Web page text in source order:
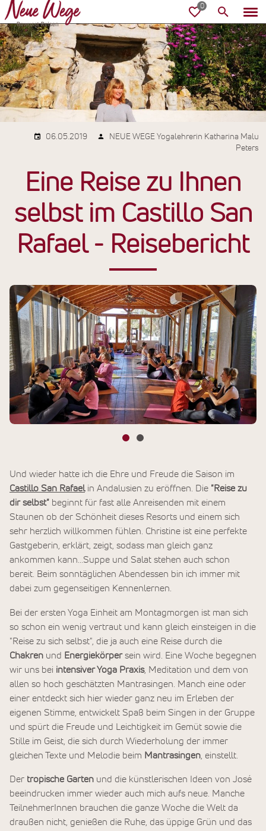
06.05.2019
NEUE WEGE Yogalehrerin Katharina Malu
Peters
Eine Reise zu Ihnen
selbst im Castillo San
Rafael - Reisebericht
Und wieder hatte ich die Ehre und Freude die Saison im
Castillo San Rafaelin Andalusien zu eröffnen. Die "Reise zu
dir selbst" beginnt für fast alle Anreisenden mit einem
Staunen ob der Schönheit dieses Resorts und einem sich
sehr herzlich willkommen fühlen. Christine ist eine perfekte
Gastgeberin, erklärt, zeigt, sodass man gleich ganz
ankommen kann...Suppe und Salat stehen auch schon
bereit. Beim sonntäglichen Abendessen bin ich immer mit
dabei zum gegenseitigen Kennenlernen.
Bei der ersten Yoga Einheit am Montagmorgen ist man sich
so schon ein wenig vertraut und kann gleich einsteigen in die
"Reise zu sich selbst", die ja auch eine Reise durch die
Chakren und Energiekörpersein wird. Eine Woche begegnen
wir uns bei intensiver Yoga Praxis, Meditation und dem von
allen so hoch geschätzten Mantrasingen. Manch eine oder
einer entdeckt sich hier wieder ganz neu im Erleben der
eigenen Stimme, entwickelt Spaß beim Singen in der Gruppe
und spürt die Freude und Leichtigkeit im Gemüt sowie die
Stille im Geist, die sich durch Wiederholung der immer
gleichen Texte und Melodie beim Mantrasingen , einstellt.
Der tropische Garten und die künstlerischen Ideen von José
beeindrucken immer wieder auch mich aufs neue. Manche
TeilnehmerInnen brauchen die ganze Woche die Welt da
draußen nicht, genießen die Ruhe, das üppige Grün und das